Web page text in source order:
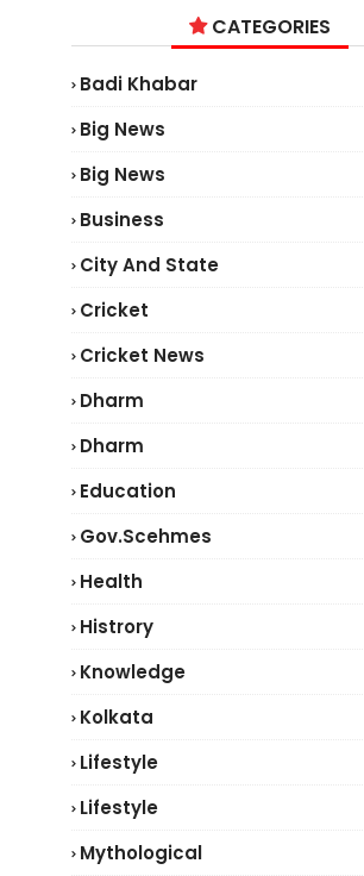
CATEGORIES
Badi Khabar
Big News
Big News
Business
City And State
Cricket
Cricket News
Dharm
Dharm
Education
Gov.scehmes
Health
Histrory
Knowledge
Kolkata
Lifestyle
Lifestyle
Mythological